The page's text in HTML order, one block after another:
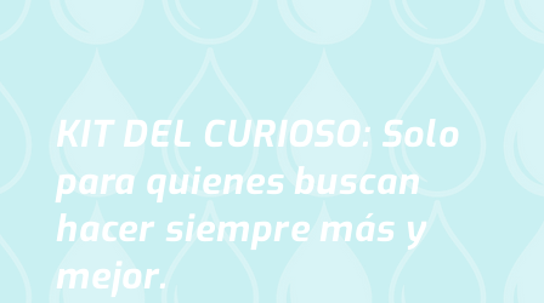
KIT DEL CURIOSO: Solo
para quienes buscan
hacer siempre más y
mejor.